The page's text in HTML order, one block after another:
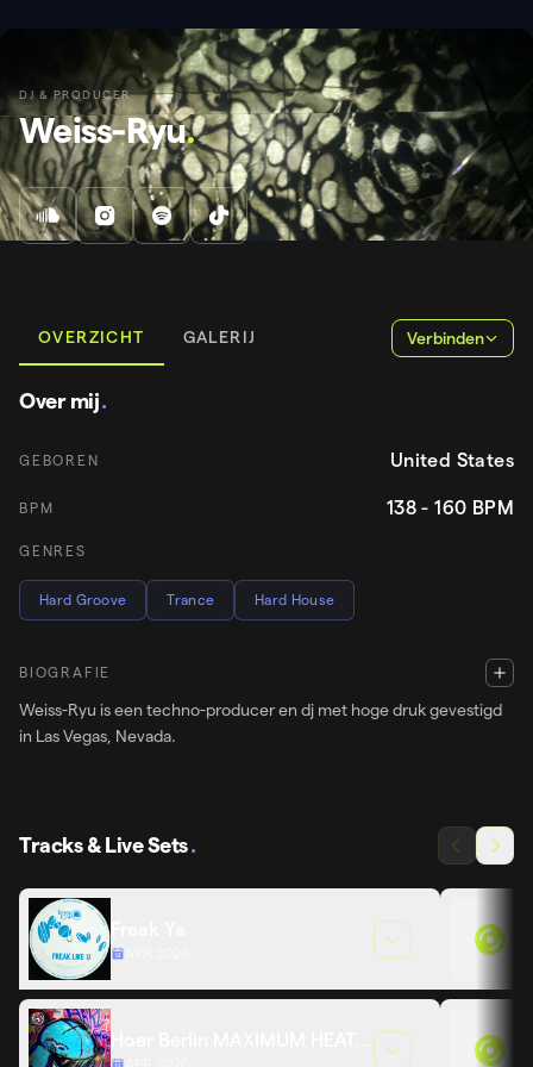
DJ & PRODUCER
Weiss-Ryu.
OVERZICHT GALERIJ Verbinden
Over mij.
GEBOREN United States
BPM 138 - 160 BPM
GENRES
Hard Groove Trance Hard House
BIOGRAFIE
Weiss-Ryu is een techno-producer en dj met hoge druk gevestigd
in Las Vegas, Nevada.
Tracks & Live Sets.